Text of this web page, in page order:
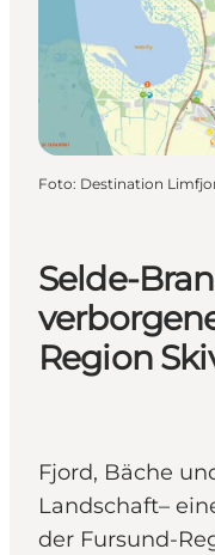
Selde-
Region
Fjord, Bäche
Landschaft–
der Fursund-
Foto: Destination